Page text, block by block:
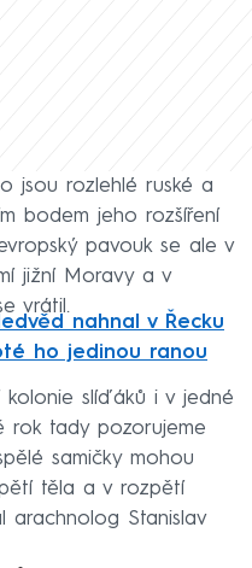
jsou rozlehlé ruské a
bodem jeho rozšíření
pavouk se ale v
jižní Moravy a v
vrátil.
nahnal v Řecku
ho jedinou ranou
kolonie slíďáků i v jedné
rok tady pozorujeme
samičky mohou
těla a v rozpětí
arachnolog Stanislav